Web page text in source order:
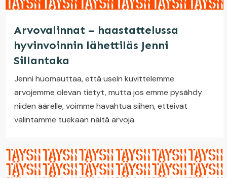
Arvovalinnat – haastattelussa
hyvinvoinnin lähettiläs Jenni
Sillantaka
Jenni huomauttaa, että usein kuvittelemme
arvojemme olevan tietyt, mutta jos emme pysähdy
niiden äärelle, voimme havahtua siihen, etteivät
valintamme tuekaan näitä arvoja.